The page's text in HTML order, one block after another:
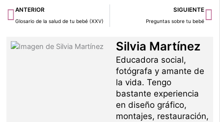
Ant
ANTERIOR
Glosario de la salud de tu bebé (XXV)
SIGUIENTE
Preguntas sobre tu bebé
Silvia Martínez
Educadora social,
fotógrafa y amante de
la vida. Tengo
bastante experiencia
en diseño gráfico,
montajes, restauración,